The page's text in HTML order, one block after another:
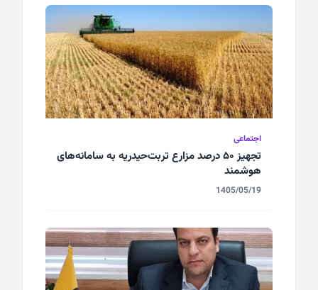
اجتماعی
تجهیز ۵۰ درصد مزارع تربت‌حیدریه به سامانه‌های
هوشمند
1405/05/19